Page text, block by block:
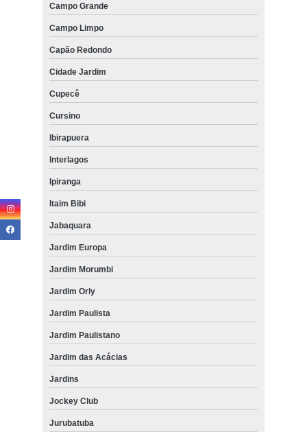
Campo Grande
Campo Limpo
Capão Redondo
Cidade Jardim
Cupecê
Cursino
Ibirapuera
Interlagos
Ipiranga
Itaim Bibi
Jabaquara
Jardim Europa
Jardim Morumbi
Jardim Orly
Jardim Paulista
Jardim Paulistano
Jardim das Acácias
Jardins
Jockey Club
Jurubatuba